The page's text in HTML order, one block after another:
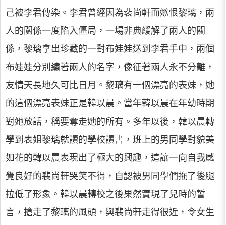
己被李君傳染。李君曾經因為裴尚軒而嫉恨黎璃，兩
人的關係一度陷入僵局，一場非典緩解了兩人的關
係，黎璃拿出珍藏的一對布娃娃送到李君手中，兩個
布娃娃分別繡著兩人的名字，像征著兩人永不分離，
友情天長地久可比日月。黎璃有一個漂亮的表妹，她
的這個漂亮表妹正是韓以晨。當年韓以晨在年幼時期
對她放話，稱要奪走她的所有。多年以後，韓以晨轉
學到表姐黎璃就讀的學校讀書，班上的男同學對貌美
如花的韓以晨表現出了極大的興趣，這讓一向自我感
覺良好的裴尚軒哭笑不得，自認被男同學們拖了後腿
拉低了形象。韓以晨轉校之後果然實現了兒時的誓
言，搶走了黎璃的風頭，與裴尚軒走得很近，令女生